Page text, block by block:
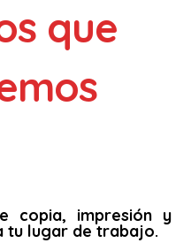
que
copia, impresión y
tu lugar de trabajo.